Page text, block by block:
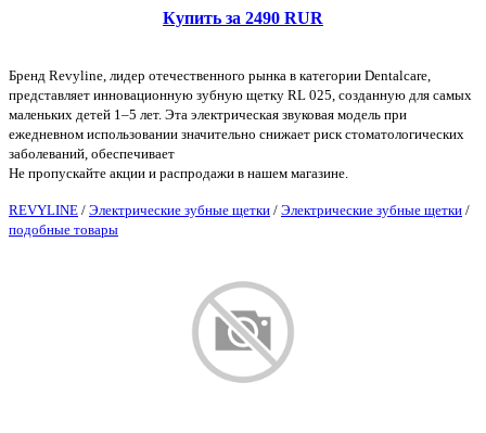
Купить за 2490 RUR
Бренд Revyline, лидер отечественного рынка в категории Dentalcare,
представляет инновационную зубную щетку RL 025, созданную для самых
маленьких детей 1–5 лет. Эта электрическая звуковая модель при
ежедневном использовании значительно снижает риск стоматологических
заболеваний, обеспечивает
Не пропускайте акции и распродажи в нашем магазине.
REVYLINE / Электрические зубные щетки / Электрические зубные щетки /
подобные товары